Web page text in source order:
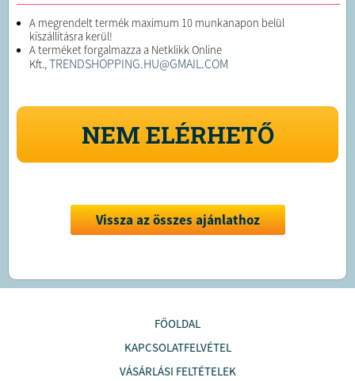
A megrendelt termék maximum 10 munkanapon belül
kiszállításra kerül!
A terméket forgalmazza a Netklikk Online
Kft.,TRENDSHOPPING.HU@GMAIL.COM
NEM ELÉRHETŐ
Vissza az összes ajánlathoz
FŐOLDAL
KAPCSOLATFELVÉTEL
VÁSÁRLÁSI FELTÉTELEK